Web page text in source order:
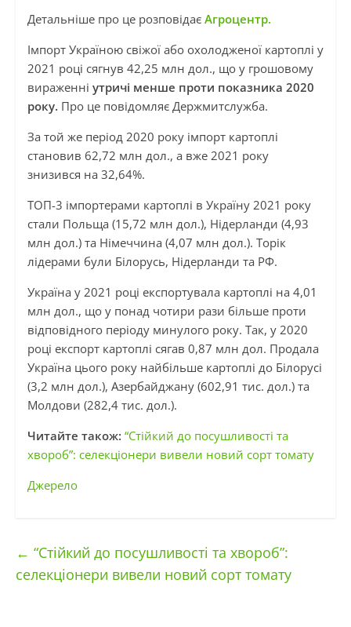
Детальніше про це розповідаєАгроцентр.
Імпорт Україною свіжої або охолодженої картоплі у
2021 році сягнув 42,25 млн дол., що у грошовому
вираженні утричі менше проти показника 2020
року. Про це повідомляє Держмитслужба.
За той же період 2020 року імпорт картоплі
становив 62,72 млн дол., а вже 2021 року
знизився на 32,64%.
ТОП-3 імпортерами картоплі в Україну 2021 року
стали Польща (15,72 млн дол.), Нідерланди (4,93
млн дол.) та Німеччина (4,07 млн дол.). Торік
лідерами були Білорусь, Нідерланди та РФ.
Україна у 2021 році експортувала картоплі на 4,01
млн дол., що у понад чотири рази більше проти
відповідного періоду минулого року. Так, у 2020
році експорт картоплі сягав 0,87 млн дол. Продала
Україна цього року найбільше картоплі до Білорусі
(3,2 млн дол.), Азербайджану (602,91 тис. дол.) та
Молдови (282,4 тис. дол.).
Читайте також: “Стійкий до посушливості та
хвороб”: селекціонери вивели новий сорт томату
Джерело
← “Стійкий до посушливості та хвороб”:
селекціонери вивели новий сорт томату